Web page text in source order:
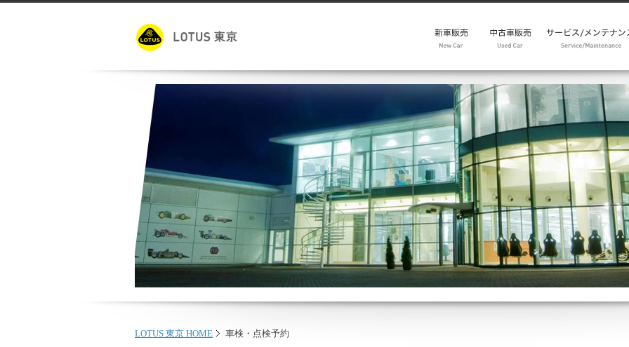
モデルレンジ Emira Range
Eletre Range
Emeya Range
キャンペーン
試乗予約
メンテパック30 在庫車
中古車リクエストアフターセールス
パーツ・アクセサ
新品パーツ
中古パーツ
キャンペーン
メンテパック
点検整備価格表
車検・点検予約
リコール情報
メルマガ from factory
LOTUS 東京 HOME 車検・点検予約